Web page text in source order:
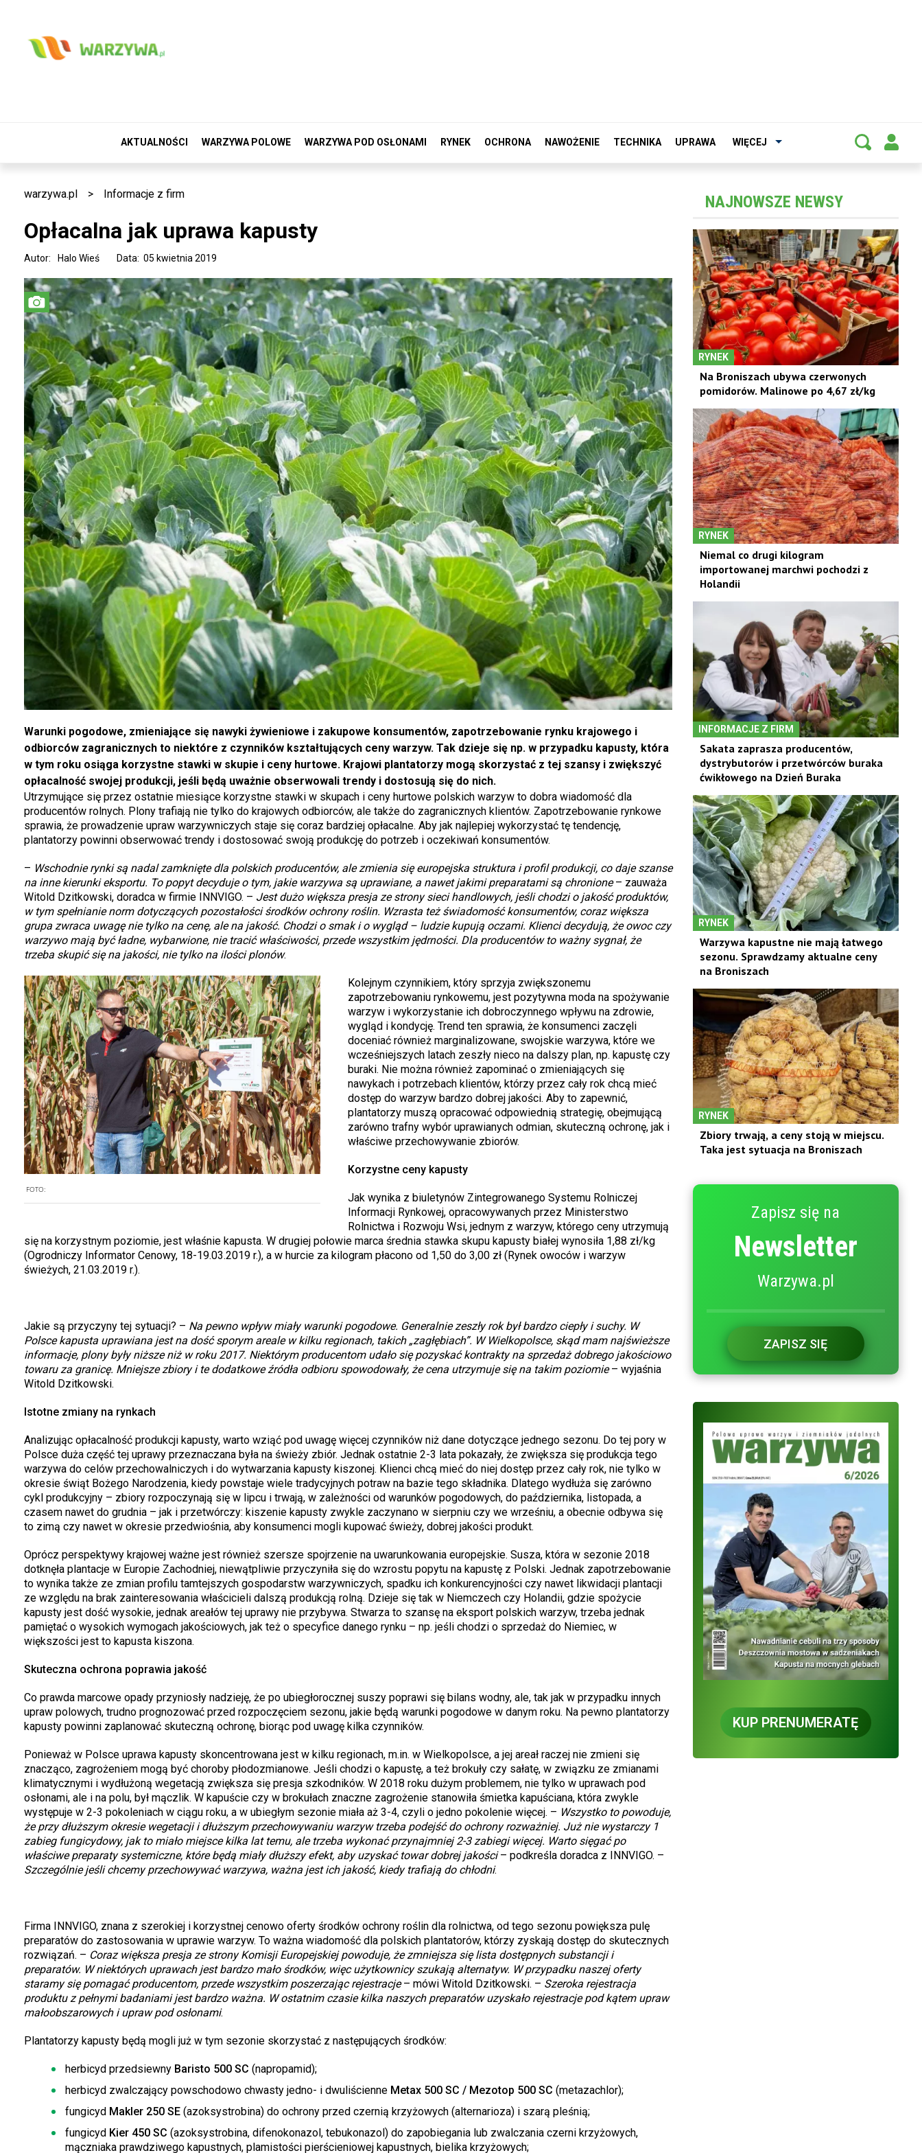
AKTUALNOŚCI WARZYWA POLOWE WARZYWA POD OSŁONAMI RYNEK OCHRONA NAWOŻENIE TECHNIKA UPRAWA WIĘCEJ
warzywa.pl > Informacje z firm
Opłacalna jak uprawa kapusty
Data: 05 kwietnia 2019
Autor: Halo Wieś
Warunki pogodowe, zmieniające się nawyki żywieniowe i zakupowe konsumentów, zapotrzebowanie rynku krajowego i
odbiorców zagranicznych to niektóre z czynników kształtujących ceny warzyw. Tak dzieje się np. w przypadku kapusty, która
w tym roku osiąga korzystne stawki w skupie i ceny hurtowe. Krajowi plantatorzy mogą skorzystać z tej szansy i zwiększyć
opłacalność swojej produkcji, jeśli będą uważnie obserwowali trendy i dostosują się do nich.
Utrzymujące się przez ostatnie miesiące korzystne stawki w skupach i ceny hurtowe polskich warzyw to dobra wiadomość dla
producentów rolnych. Plony trafiają nie tylko do krajowych odbiorców, ale także do zagranicznych klientów. Zapotrzebowanie rynkowe
sprawia, że prowadzenie upraw warzywniczych staje się coraz bardziej opłacalne. Aby jak najlepiej wykorzystać tę tendencję,
plantatorzy powinni obserwować trendy i dostosować swoją produkcję do potrzeb i oczekiwań konsumentów.
– Wschodnie rynki są nadal zamknięte dla polskich producentów, ale zmienia się europejska struktura i profil produkcji, co daje szanse
na inne kierunki eksportu. To popyt decyduje o tym, jakie warzywa są uprawiane, a nawet jakimi preparatami są chronione– zauważa
Witold Dzitkowski, doradca w firmie INNVIGO. – Jest dużo większa presja ze strony sieci handlowych, jeśli chodzi o jakość produktów,
w tym spełnianie norm dotyczących pozostałości środków ochrony roślin. Wzrasta też świadomość konsumentów, coraz większa
grupa zwraca uwagę nie tylko na cenę, ale na jakość. Chodzi o smak i o wygląd – ludzie kupują oczami. Klienci decydują, że owoc czy
warzywo mają być ładne, wybarwione, nie tracić właściwości, przede wszystkim jędrności. Dla producentów to ważny sygnał, że
trzeba skupić się na jakości, nie tylko na ilości plonów.
FOTO:
Kolejnym czynnikiem, który sprzyja zwiększonemu
zapotrzebowaniu rynkowemu, jest pozytywna moda na spożywanie
warzyw i wykorzystanie ich dobroczynnego wpływu na zdrowie,
wygląd i kondycję. Trend ten sprawia, że konsumenci zaczęli
doceniać również marginalizowane, swojskie warzywa, które we
wcześniejszych latach zeszły nieco na dalszy plan, np. kapustę czy
buraki. Nie można również zapominać o zmieniających się
nawykach i potrzebach klientów, którzy przez cały rok chcą mieć
dostęp do warzyw bardzo dobrej jakości. Aby to zapewnić,
plantatorzy muszą opracować odpowiednią strategię, obejmującą
zarówno trafny wybór uprawianych odmian, skuteczną ochronę, jak i
właściwe przechowywanie zbiorów.
Korzystne ceny kapusty
Jak wynika z biuletynów Zintegrowanego Systemu Rolniczej
Informacji Rynkowej, opracowywanych przez Ministerstwo
Rolnictwa i Rozwoju Wsi, jednym z warzyw, którego ceny utrzymują
się na korzystnym poziomie, jest właśnie kapusta. W drugiej połowie marca średnia stawka skupu kapusty białej wynosiła 1,88 zł/kg
(Ogrodniczy Informator Cenowy, 18-19.03.2019 r.), a w hurcie za kilogram płacono od 1,50 do 3,00 zł (Rynek owoców i warzyw
świeżych, 21.03.2019 r.).
Jakie są przyczyny tej sytuacji? – Na pewno wpływ miały warunki pogodowe. Generalnie zeszły rok był bardzo ciepły i suchy. W
Polsce kapusta uprawiana jest na dość sporym areale w kilku regionach, takich „zagłębiach”. W Wielkopolsce, skąd mam najświeższe
informacje, plony były niższe niż w roku 2017. Niektórym producentom udało się pozyskać kontrakty na sprzedaż dobrego jakościowo
towaru za granicę. Mniejsze zbiory i te dodatkowe źródła odbioru spowodowały, że cena utrzymuje się na takim poziomie– wyjaśnia
Witold Dzitkowski.
Istotne zmiany na rynkach
Analizując opłacalność produkcji kapusty, warto wziąć pod uwagę więcej czynników niż dane dotyczące jednego sezonu. Do tej pory w
Polsce duża część tej uprawy przeznaczana była na świeży zbiór. Jednak ostatnie 2-3 lata pokazały, że zwiększa się produkcja tego
warzywa do celów przechowalniczych i do wytwarzania kapusty kiszonej. Klienci chcą mieć do niej dostęp przez cały rok, nie tylko w
okresie świąt Bożego Narodzenia, kiedy powstaje wiele tradycyjnych potraw na bazie tego składnika. Dlatego wydłuża się zarówno
cykl produkcyjny – zbiory rozpoczynają się w lipcu i trwają, w zależności od warunków pogodowych, do października, listopada, a
czasem nawet do grudnia – jak i przetwórczy: kiszenie kapusty zwykle zaczynano w sierpniu czy we wrześniu, a obecnie odbywa się
to zimą czy nawet w okresie przedwiośnia, aby konsumenci mogli kupować świeży, dobrej jakości produkt.
Oprócz perspektywy krajowej ważne jest również szersze spojrzenie na uwarunkowania europejskie. Susza, która w sezonie 2018
dotknęła plantacje w Europie Zachodniej, niewątpliwie przyczyniła się do wzrostu popytu na kapustę z Polski. Jednak zapotrzebowanie
to wynika także ze zmian profilu tamtejszych gospodarstw warzywniczych, spadku ich konkurencyjności czy nawet likwidacji plantacji
ze względu na brak zainteresowania właścicieli dalszą produkcją rolną. Dzieje się tak w Niemczech czy Holandii, gdzie spożycie
kapusty jest dość wysokie, jednak areałów tej uprawy nie przybywa. Stwarza to szansę na eksport polskich warzyw, trzeba jednak
pamiętać o wysokich wymogach jakościowych, jak też o specyfice danego rynku – np. jeśli chodzi o sprzedaż do Niemiec, w
większości jest to kapusta kiszona.
Skuteczna ochrona poprawia jakość
Co prawda marcowe opady przyniosły nadzieję, że po ubiegłorocznej suszy poprawi się bilans wodny, ale, tak jak w przypadku innych
upraw polowych, trudno prognozować przed rozpoczęciem sezonu, jakie będą warunki pogodowe w danym roku. Na pewno plantatorzy
kapusty powinni zaplanować skuteczną ochronę, biorąc pod uwagę kilka czynników.
Ponieważ w Polsce uprawa kapusty skoncentrowana jest w kilku regionach, m.in. w Wielkopolsce, a jej areał raczej nie zmieni się
znacząco, zagrożeniem mogą być choroby płodozmianowe. Jeśli chodzi o kapustę, a też brokuły czy sałatę, w związku ze zmianami
klimatycznymi i wydłużoną wegetacją zwiększa się presja szkodników. W 2018 roku dużym problemem, nie tylko w uprawach pod
osłonami, ale i na polu, był mączlik. W kapuście czy w brokułach znaczne zagrożenie stanowiła śmietka kapuściana, która zwykle
występuje w 2-3 pokoleniach w ciągu roku, a w ubiegłym sezonie miała aż 3-4, czyli o jedno pokolenie więcej. – Wszystko to powoduje,
że przy dłuższym okresie wegetacji i dłuższym przechowywaniu warzyw trzeba podejść do ochrony rozważniej. Już nie wystarczy 1
zabieg fungicydowy, jak to miało miejsce kilka lat temu, ale trzeba wykonać przynajmniej 2-3 zabiegi więcej. Warto sięgać po
właściwe preparaty systemiczne, które będą miały dłuższy efekt, aby uzyskać towar dobrej jakości– podkreśla doradca z INNVIGO. –
Szczególnie jeśli chcemy przechowywać warzywa, ważna jest ich jakość, kiedy trafiają do chłodni.
Firma INNVIGO, znana z szerokiej i korzystnej cenowo oferty środków ochrony roślin dla rolnictwa, od tego sezonu powiększa pulę
preparatów do zastosowania w uprawie warzyw. To ważna wiadomość dla polskich plantatorów, którzy zyskają dostęp do skutecznych
rozwiązań. – Coraz większa presja ze strony Komisji Europejskiej powoduje, że zmniejsza się lista dostępnych substancji i
preparatów. W niektórych uprawach jest bardzo mało środków, więc użytkownicy szukają alternatyw. W przypadku naszej oferty
staramy się pomagać producentom, przede wszystkim poszerzając rejestracje– mówi Witold Dzitkowski. – Szeroka rejestracja
produktu z pełnymi badaniami jest bardzo ważna. W ostatnim czasie kilka naszych preparatów uzyskało rejestracje pod kątem upraw
małoobszarowych i upraw pod osłonami.
Plantatorzy kapusty będą mogli już w tym sezonie skorzystać z następujących środków:
herbicyd przedsiewny Baristo 500 SC (napropamid);
herbicyd zwalczający powschodowo chwasty jedno- i dwuliścienne Metax 500 SC / Mezotop 500 SC (metazachlor);
fungicyd Makler 250 SE(azoksystrobina) do ochrony przed czernią krzyżowych (alternarioza) i szarą pleśnią;
fungicyd Kier 450 SC (azoksystrobina, difenokonazol, tebukonazol) do zapobiegania lub zwalczania czerni krzyżowych,
mączniaka prawdziwego kapustnych, plamistości pierścieniowej kapustnych, bielika krzyżowych;
NAJNOWSZE NEWSY
RYNEK
Na Broniszach ubywa czerwonych
pomidorów. Malinowe po 4,67 zł/kg
RYNEK
Niemal co drugi kilogram
importowanej marchwi pochodzi z
Holandii
INFORMACJE Z FIRM
Sakata zaprasza producentów,
dystrybutorów i przetwórców buraka
ćwikłowego na Dzień Buraka
RYNEK
Warzywa kapustne nie mają łatwego
sezonu. Sprawdzamy aktualne ceny
na Broniszach
RYNEK
Zbiory trwają, a ceny stoją w miejscu.
Taka jest sytuacja na Broniszach
Zapisz się na
Newsletter
Warzywa.pl
ZAPISZ SIĘ
KUP PRENUMERATĘ